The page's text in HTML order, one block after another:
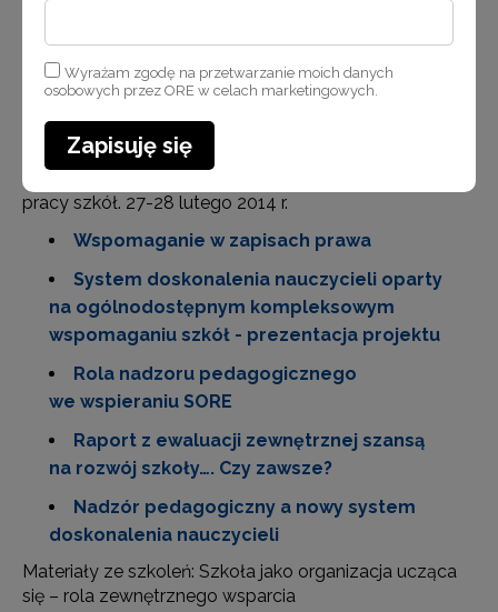
Prezentacja IP2: Realizacja projektu POKL
Wyzwania i strategie działania w zakresie
rocznych planów wspomagania
Materiały ze spotkania kuratoriów oświaty, placówek
doskonalenia, poradni oraz bibliotek nt. wspomagania
pracy szkół. 27-28 lutego 2014 r.
Wspomaganie w zapisach prawa
System doskonalenia nauczycieli oparty
na ogólnodostępnym kompleksowym
wspomaganiu szkół - prezentacja projektu
Rola nadzoru pedagogicznego
we wspieraniu SORE
Raport z ewaluacji zewnętrznej szansą
na rozwój szkoły…. Czy zawsze?
Nadzór pedagogiczny a nowy system
doskonalenia nauczycieli
Materiały ze szkoleń: Szkoła jako organizacja ucząca
się – rola zewnętrznego wsparcia
Wyrażam zgodę na przetwarzanie moich danych
osobowych przez ORE w celach marketingowych.
Zapisuję się